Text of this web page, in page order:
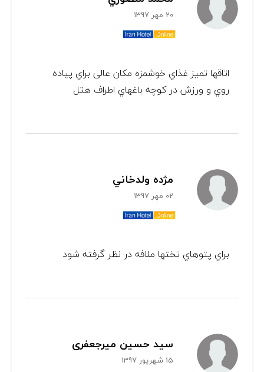
20 مهر 1397
اتاقها تميز غذاي خوشمزه مكان عالی براي پياده
روي و ورزش در كوچه باغهاي اطراف هتل
مژده ولدخاني
02 مهر 1397
براي پتوهاي تختها ملافه در نظر گرفته شود
سید حسین میرجعفری
15 شهریور 1397